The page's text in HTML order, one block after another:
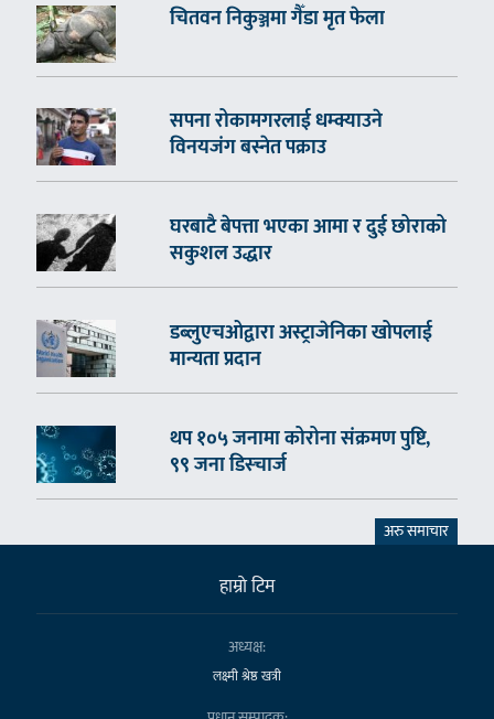
चितवन निकुञ्जमा गैँडा मृत फेला
सपना रोकामगरलाई धम्क्याउने
विनयजंग बस्नेत पक्राउ
घरबाटै बेपत्ता भएका आमा र दुई छोराको
सकुशल उद्धार
डब्लुएचओद्वारा अस्ट्राजेनिका खोपलाई
मान्यता प्रदान
थप १०५ जनामा कोरोना संक्रमण पुष्टि,
९९ जना डिस्चार्ज
अरु समाचार
हाम्राे टिम
अध्यक्ष:
लक्ष्मी श्रेष्ठ खत्री